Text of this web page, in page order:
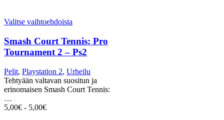
Valitse vaihtoehdoista
Smash Court Tennis: Pro
Tournament 2 – Ps2
Pelit, Playstation 2, Urheilu
Tehtyään valtavan suositun ja
erinomaisen Smash Court Tennis:
…
5,00€ - 5,00€